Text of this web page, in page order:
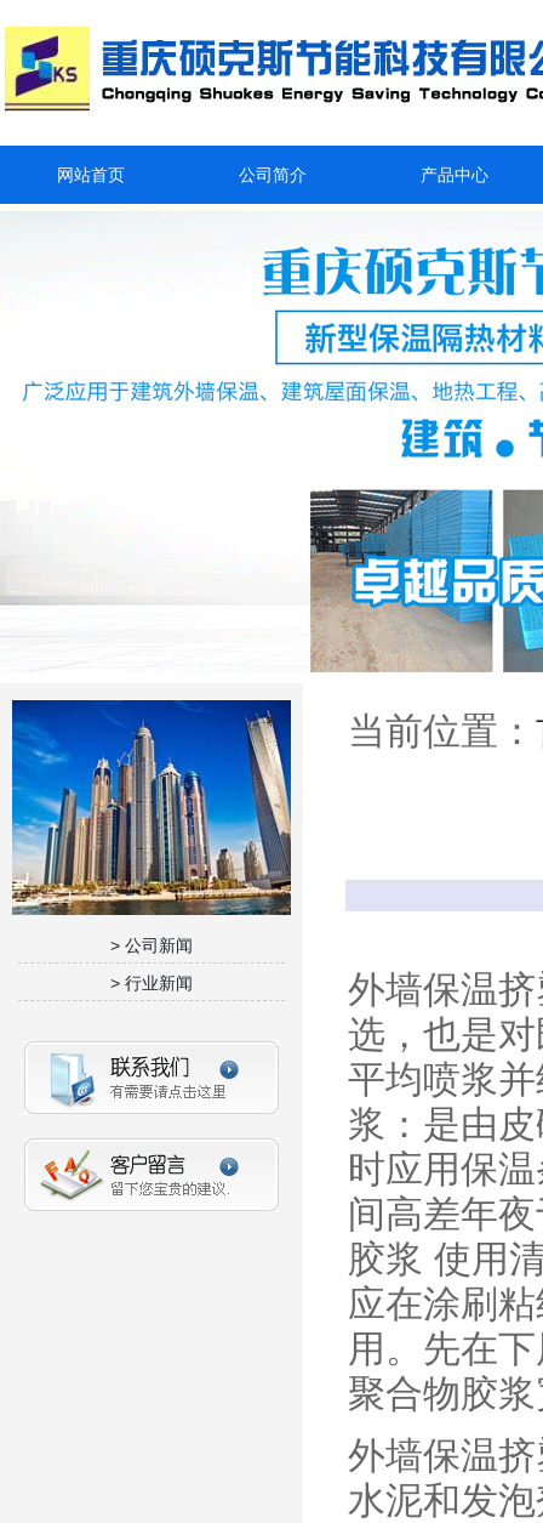
网站首页 公司简介 产品中心
> 公司新闻
> 行业新闻
当前位置：
外墙保温
选，也是
平均喷浆
浆：是由
时应用保
间高差年
胶浆 使用
应在涂刷
用。先在
聚合物胶
外墙保温
水泥和发